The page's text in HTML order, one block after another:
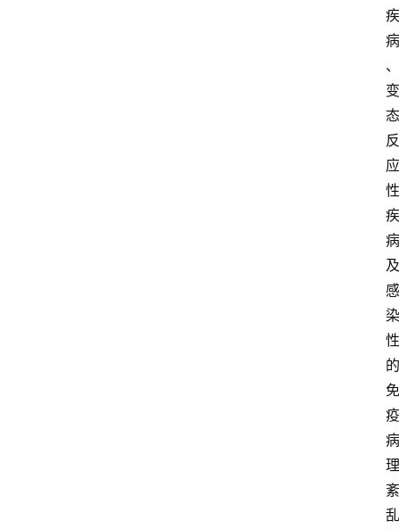
疾
病
、
变
态
反
应
性
疾
病
及
感
染
性
的
免
疫
病
理
紊
乱